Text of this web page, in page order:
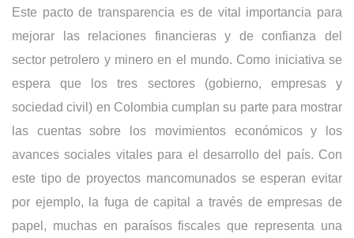
Este pacto de transparencia es de vital importancia para
mejorar las relaciones financieras y de confianza del
sector petrolero y minero en el mundo. Como iniciativa se
espera que los tres sectores (gobierno, empresas y
sociedad civil) en Colombia cumplan su parte para mostrar
las cuentas sobre los movimientos económicos y los
avances sociales vitales para el desarrollo del país. Con
este tipo de proyectos mancomunados se esperan evitar
por ejemplo, la fuga de capital a través de empresas de
papel, muchas en paraísos fiscales que representa una